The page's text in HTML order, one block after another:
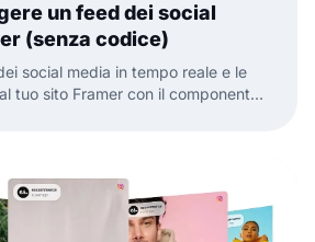
un feed dei social
(senza codice)
social media in tempo reale e le
tuo sito Framer con il componente